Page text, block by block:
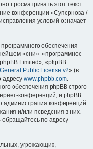
просматривать этот текст
конференции «Супернова /
условий означает
обеспечения
«они», «программное
Limited», «phpBB
Public License v2» (в
адресу www.phpbb.com.
обеспечения phpBB строго
конференций, и phpBB
администрация конференций
и/или поведения в них.
по адресу
угрожающих,